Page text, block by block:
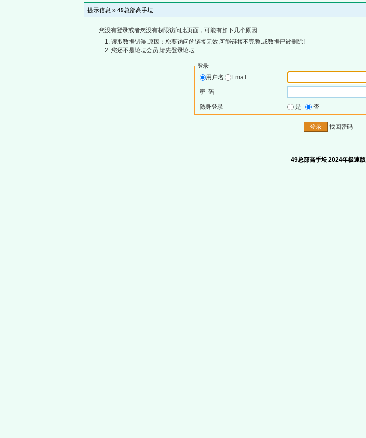
提示信息 » 49总部高手坛
您没有登录或者您没有权限访问此页面，可能有如下几个原因:
读取数据错误,原因：您要访问的链接无效,可能链接不完整,或数据已被删除!
您还不是论坛会员,请先登录论坛
登录
用户名
Email
密 码
隐身登录 是 否
找回密码
49总部高手坛 2024年极速版